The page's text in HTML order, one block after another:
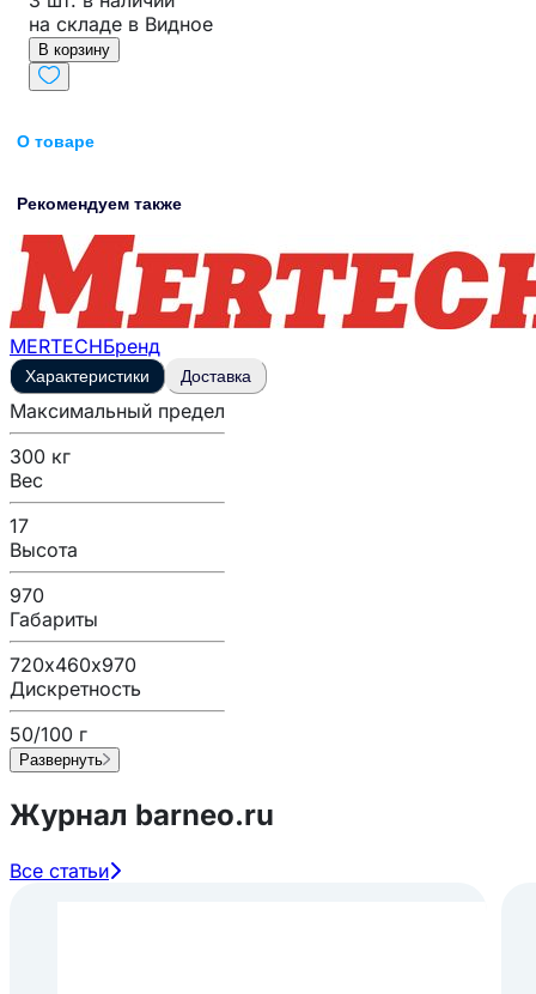
на складе в Видное
В корзину
О товаре
Рекомендуем также
MERTECHБренд
Характеристики Доставка
Максимальный предел
300 кг
Вес
17
Высота
970
Габариты
720х460х970
Дискретность
50/100 г
Развернуть
Журнал barneo.ru
Все статьи